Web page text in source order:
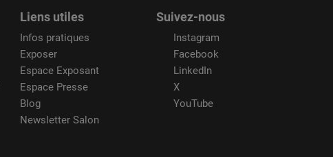
Liens utiles
Infos pratiques
Exposer
Espace Exposant
Espace Presse
Blog
Newsletter Salon
Suivez-nous
Instagram
Facebook
LinkedIn
X
YouTube